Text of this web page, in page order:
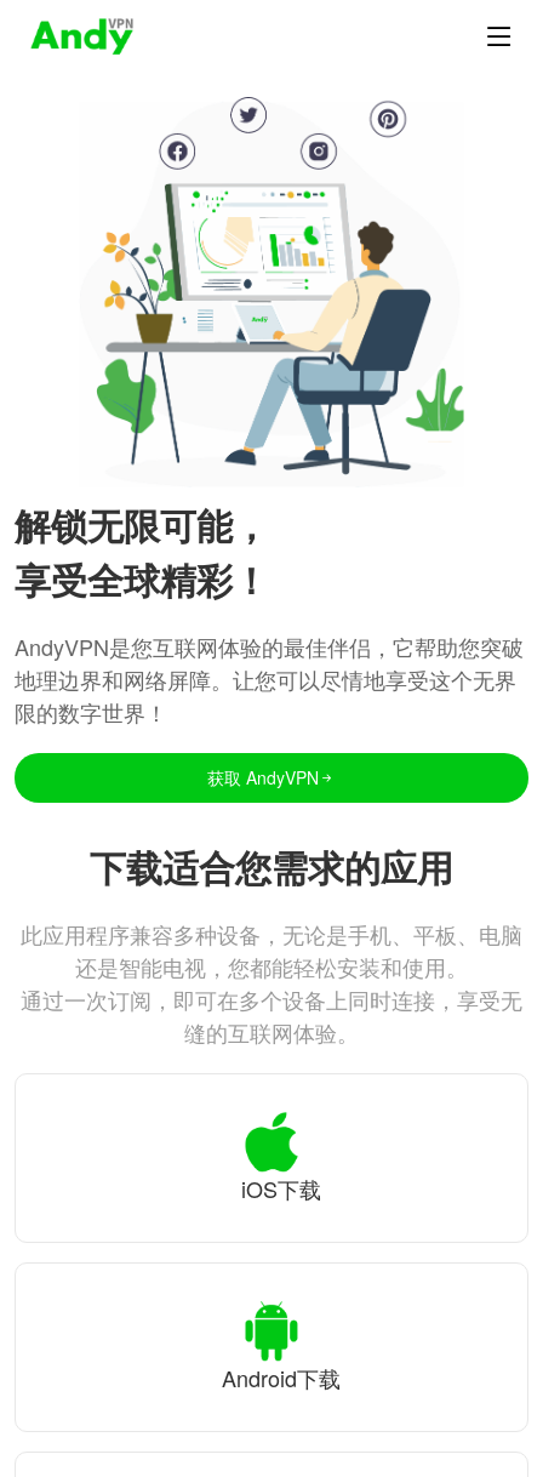
解锁无限可能，
享受全球精彩！
AndyVPN是您互联网体验的最佳伴侣，它帮助您突破
地理边界和网络屏障。让您可以尽情地享受这个无界
限的数字世界！
获取 AndyVPN
下载适合您需求的应用
此应用程序兼容多种设备，无论是手机、平板、电脑
还是智能电视，您都能轻松安装和使用。
通过一次订阅，即可在多个设备上同时连接，享受无
缝的互联网体验。
iOS下载
Android下载